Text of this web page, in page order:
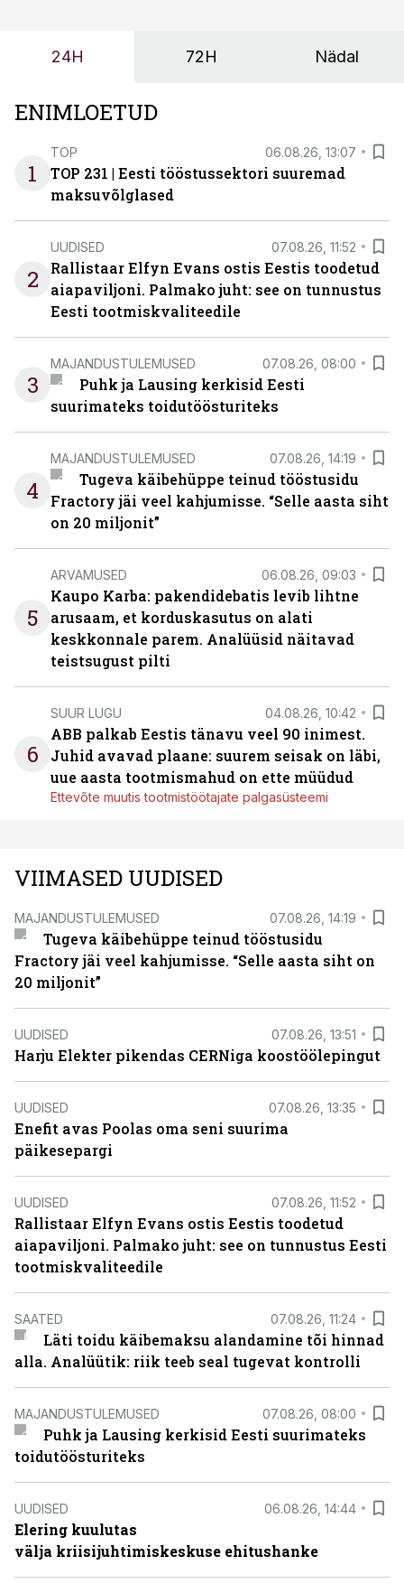
24H 72H Nädal
ENIMLOETUD
1
TOP 06.08.26, 13:07
TOP 231 | Eesti tööstussektori suuremad
maksuvõlglased
2
UUDISED 07.08.26, 11:52
Rallistaar Elfyn Evans ostis Eestis toodetud
aiapaviljoni. Palmako juht: see on tunnustus
Eesti tootmiskvaliteedile
3
MAJANDUSTULEMUSED 07.08.26, 08:00
Puhk ja Lausing kerkisid Eesti
suurimateks toidutöösturiteks
4
MAJANDUSTULEMUSED 07.08.26, 14:19
Tugeva käibehüppe teinud tööstusidu
Fractory jäi veel kahjumisse. “Selle aasta siht
on 20 miljonit”
5
ARVAMUSED 06.08.26, 09:03
Kaupo Karba: pakendidebatis levib lihtne
arusaam, et korduskasutus on alati
keskkonnale parem. Analüüsid näitavad
teistsugust pilti
6
SUUR LUGU 04.08.26, 10:42
ABB palkab Eestis tänavu veel 90 inimest.
Juhid avavad plaane: suurem seisak on läbi,
uue aasta tootmismahud on ette müüdud
Ettevõte muutis tootmistöötajate palgasüsteemi
VIIMASED UUDISED
MAJANDUSTULEMUSED 07.08.26, 14:19
Tugeva käibehüppe teinud tööstusidu
Fractory jäi veel kahjumisse. “Selle aasta siht on
20 miljonit”
UUDISED 07.08.26, 13:51
Harju Elekter pikendas CERNiga koostöölepingut
UUDISED 07.08.26, 13:35
Enefit avas Poolas oma seni suurima
päikesepargi
UUDISED 07.08.26, 11:52
Rallistaar Elfyn Evans ostis Eestis toodetud
aiapaviljoni. Palmako juht: see on tunnustus Eesti
tootmiskvaliteedile
SAATED 07.08.26, 11:24
Läti toidu käibemaksu alandamine tõi hinnad
alla. Analüütik: riik teeb seal tugevat kontrolli
MAJANDUSTULEMUSED 07.08.26, 08:00
Puhk ja Lausing kerkisid Eesti suurimateks
toidutöösturiteks
UUDISED 06.08.26, 14:44
Elering kuulutas
välja kriisijuhtimiskeskuse ehitushanke